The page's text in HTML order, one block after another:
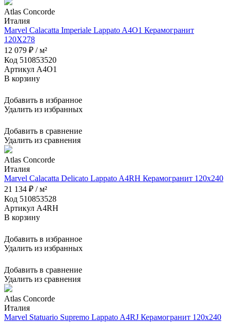
Atlas Concorde
Италия
Marvel Calacatta Imperiale Lappato A4O1 Керамогранит
120X278
12 079 ₽ / м²
Код 510853520
Артикул A4O1
В корзину
Добавить в избранное
Удалить из избранных
Добавить в сравнение
Удалить из сравнения
Atlas Concorde
Италия
Marvel Calacatta Delicato Lappato A4RH Керамогранит 120x240
21 134 ₽ / м²
Код 510853528
Артикул A4RH
В корзину
Добавить в избранное
Удалить из избранных
Добавить в сравнение
Удалить из сравнения
Atlas Concorde
Италия
Marvel Statuario Supremo Lappato A4RJ Керамогранит 120x240